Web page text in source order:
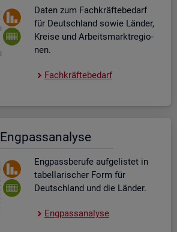
Daten zum Fach­kräf­te­be­darf
für Deutsch­land sowie Län­der,
Krei­se und Ar­beits­markt­re­gio­
nen.
Fach­kräf­te­be­darf
Eng­pass­ana­ly­se
Eng­pass­be­ru­fe auf­ge­lis­tet in
ta­bel­la­ri­scher Form für
Deutsch­land und die Län­der.
Eng­pass­ana­ly­se